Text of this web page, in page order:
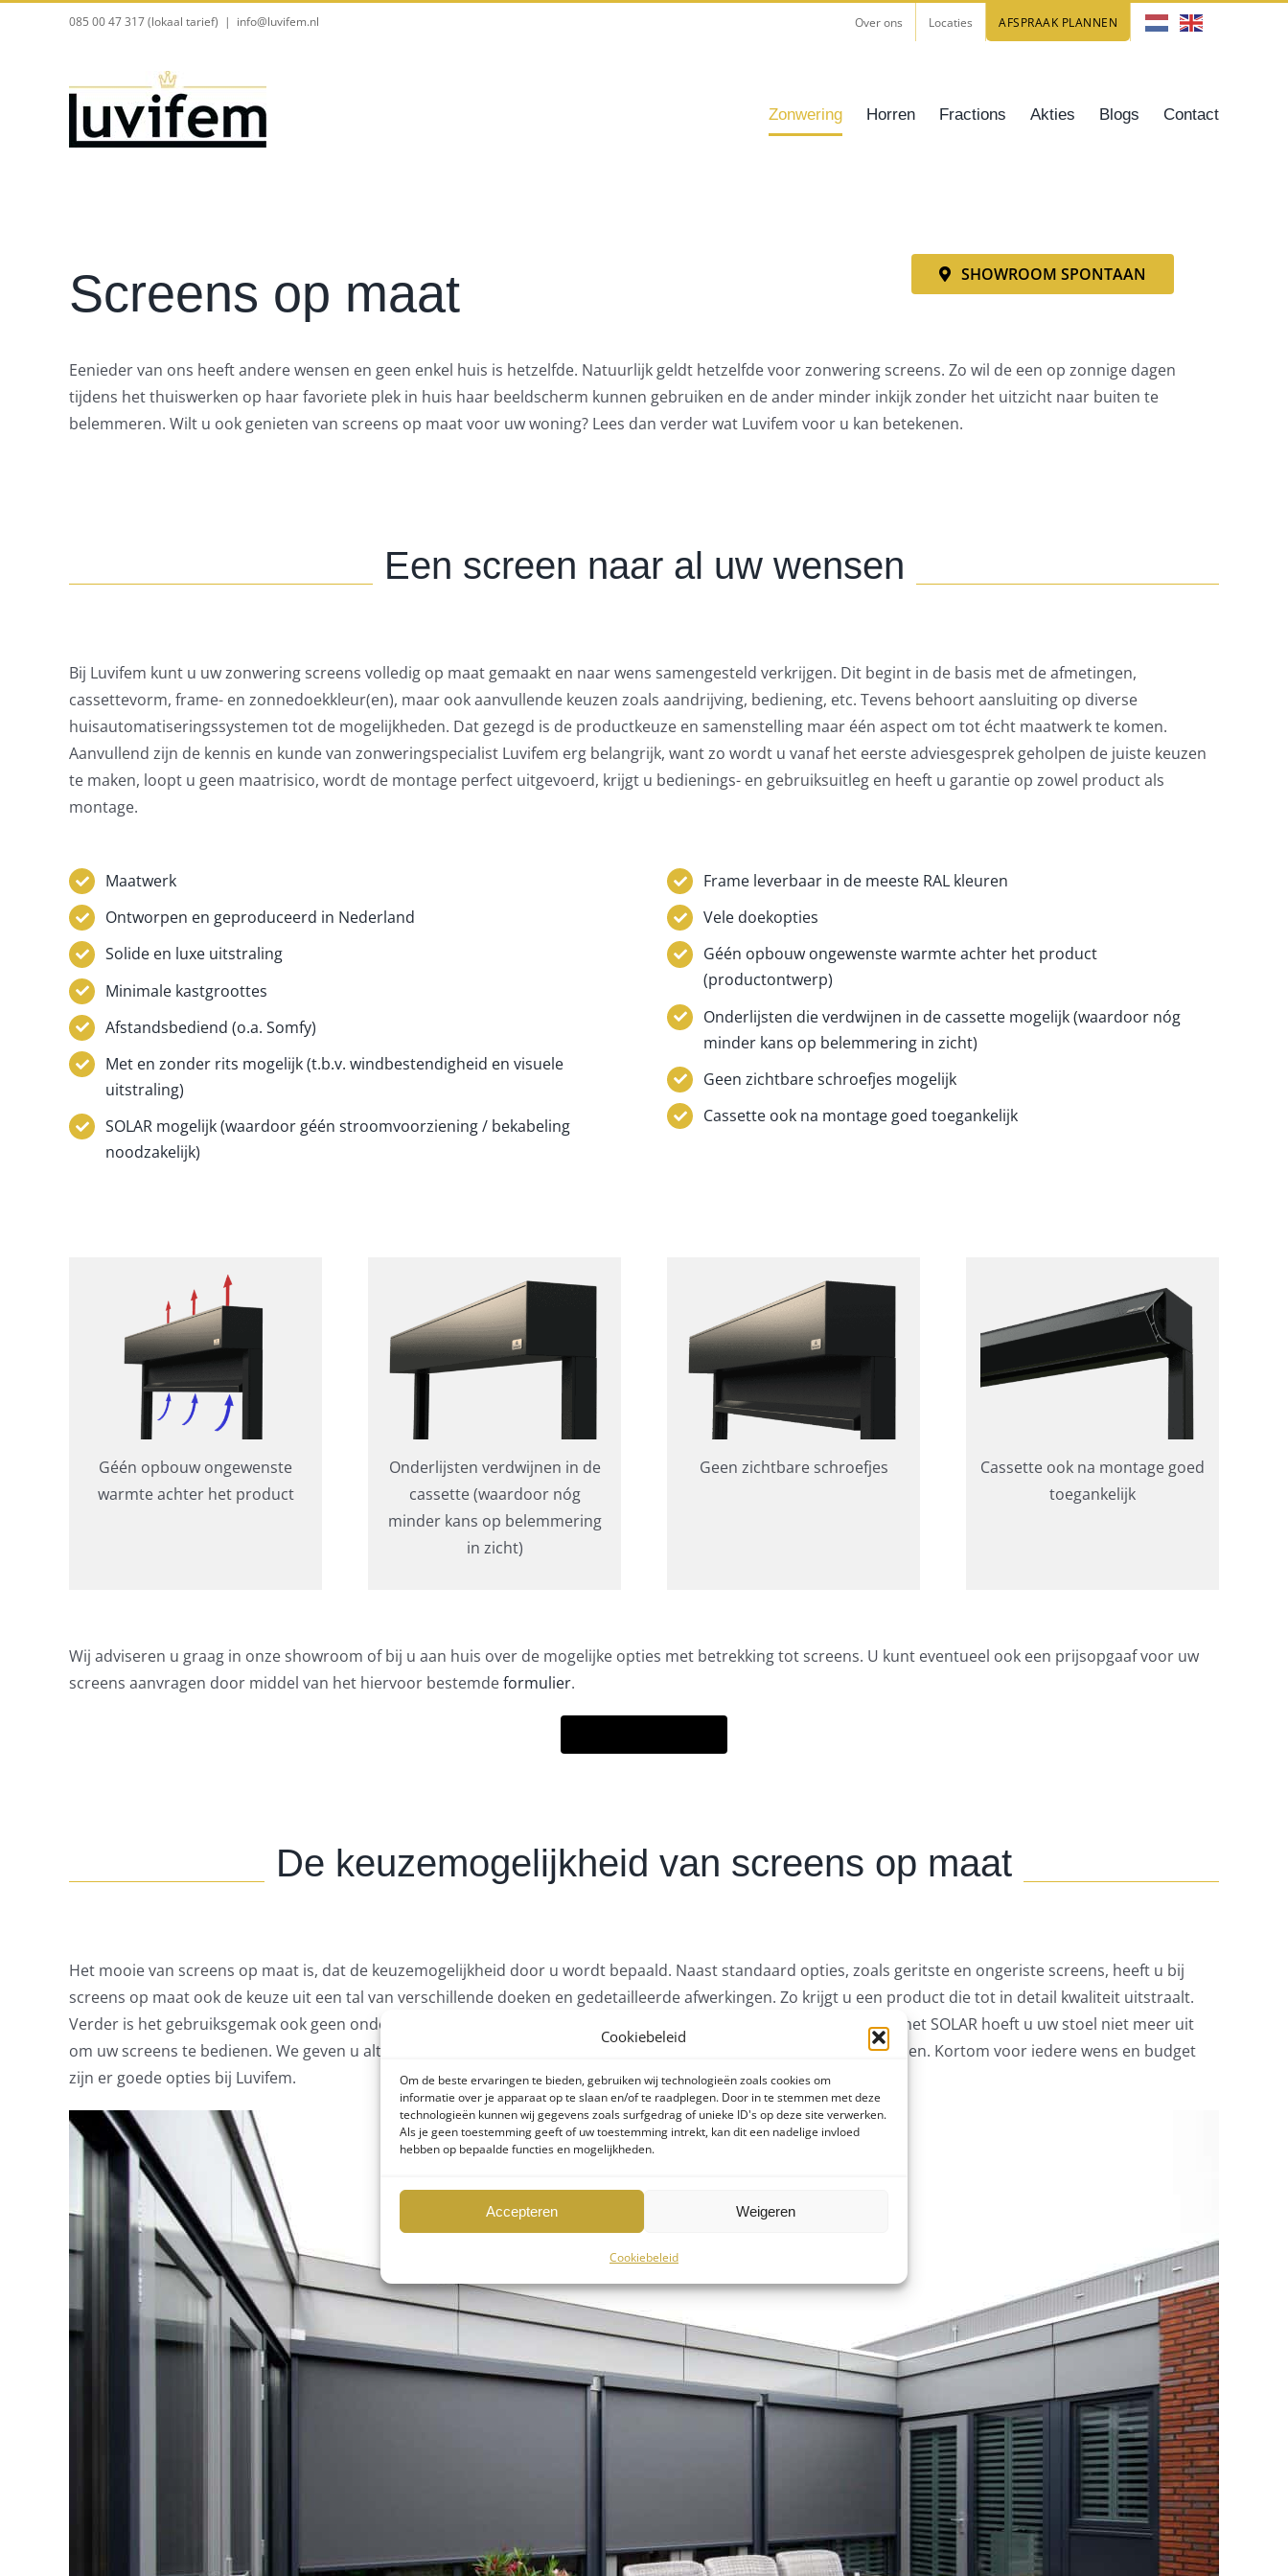
Cookiebeleid
Om de beste ervaringen te bieden, gebruiken wij technologieën zoals cookies om
informatie over je apparaat op te slaan en/of te raadplegen. Door in te stemmen met deze
technologieën kunnen wij gegevens zoals surfgedrag of unieke ID's op deze site verwerken.
Als je geen toestemming geeft of uw toestemming intrekt, kan dit een nadelige invloed
hebben op bepaalde functies en mogelijkheden.
Accepteren Weigeren
Cookiebeleid
085 00 47 317 (lokaal tarief) | info@luvifem.nl Over ons Locaties AFSPRAAK PLANNEN
Zonwering Horren Fractions Akties Blogs Contact
Screens op maat SHOWROOM SPONTAAN
Eenieder van ons heeft andere wensen en geen enkel huis is hetzelfde. Natuurlijk geldt hetzelfde voor zonwering screens. Zo wil de een op zonnige dagen
tijdens het thuiswerken op haar favoriete plek in huis haar beeldscherm kunnen gebruiken en de ander minder inkijk zonder het uitzicht naar buiten te
belemmeren. Wilt u ook genieten van screens op maat voor uw woning? Lees dan verder wat Luvifem voor u kan betekenen.
Een screen naar al uw wensen
Bij Luvifem kunt u uw zonwering screens volledig op maat gemaakt en naar wens samengesteld verkrijgen. Dit begint in de basis met de afmetingen,
cassettevorm, frame- en zonnedoekkleur(en), maar ook aanvullende keuzen zoals aandrijving, bediening, etc. Tevens behoort aansluiting op diverse
huisautomatiseringssystemen tot de mogelijkheden. Dat gezegd is de productkeuze en samenstelling maar één aspect om tot écht maatwerk te komen.
Aanvullend zijn de kennis en kunde van zonweringspecialist Luvifem erg belangrijk, want zo wordt u vanaf het eerste adviesgesprek geholpen de juiste keuzen
te maken, loopt u geen maatrisico, wordt de montage perfect uitgevoerd, krijgt u bedienings- en gebruiksuitleg en heeft u garantie op zowel product als
montage.
Maatwerk
Ontworpen en geproduceerd in Nederland
Solide en luxe uitstraling
Minimale kastgroottes
Afstandsbediend (o.a. Somfy)
Met en zonder rits mogelijk (t.b.v. windbestendigheid en visuele
uitstraling)
SOLAR mogelijk (waardoor géén stroomvoorziening / bekabeling
noodzakelijk)
Frame leverbaar in de meeste RAL kleuren
Vele doekopties
Géén opbouw ongewenste warmte achter het product
(productontwerp)
Onderlijsten die verdwijnen in de cassette mogelijk (waardoor nóg
minder kans op belemmering in zicht)
Geen zichtbare schroefjes mogelijk
Cassette ook na montage goed toegankelijk
Géén opbouw ongewenste
warmte achter het product
Onderlijsten verdwijnen in de
cassette (waardoor nóg
minder kans op belemmering
in zicht)
Geen zichtbare schroefjes
Cassette ook na montage goed
toegankelijk
Wij adviseren u graag in onze showroom of bij u aan huis over de mogelijke opties met betrekking tot screens. U kunt eventueel ook een prijsopgaaf voor uw
screens aanvragen door middel van het hiervoor bestemdeformulier.
De keuzemogelijkheid van screens op maat
Het mooie van screens op maat is, dat de keuzemogelijkheid door u wordt bepaald. Naast standaard opties, zoals geritste en ongeriste screens, heeft u bij
screens op maat ook de keuze uit een tal van verschillende doeken en gedetailleerde afwerkingen. Zo krijgt u een product die tot in detail kwaliteit uitstraalt.
Verder is het gebruiksgemak ook geen ondergeschoven kindje. Met de elektrisch aangedreven opties van Somfy of met SOLAR hoeft u uw stoel niet meer uit
om uw screens te bedienen. We geven u altijd een uitgebreid advies voor welke opties het beste aansluit bij uw wensen. Kortom voor iedere wens en budget
zijn er goede opties bij Luvifem.